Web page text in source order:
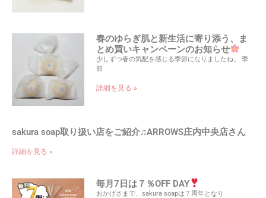
春のゆらぎ肌と新生活に寄り添う、ま
とめ買いキャンペーンのお知らせ
少しずつ春の気配を感じる季節になりましたね。 季
節
詳細を見る »
sakura soap取り扱い店をご紹介♫ARROWS庄内中央店さん
詳細を見る »
毎月7日は７％OFF DAY
おかげさまで、sakura soapは７周年となり